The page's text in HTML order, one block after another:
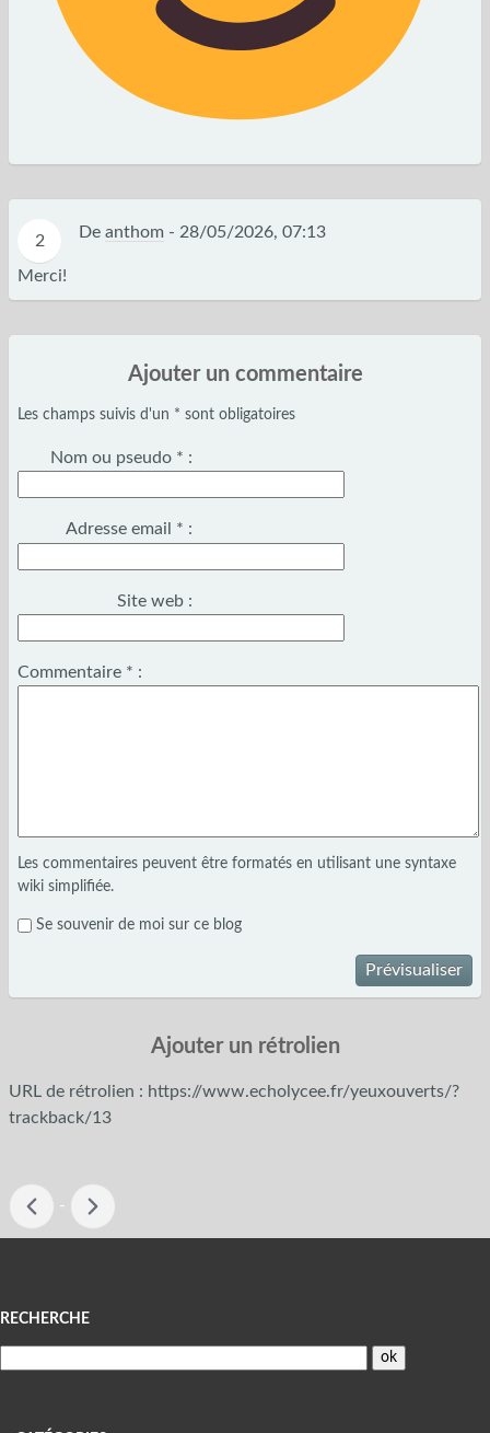
2 De anthom - 28/05/2026, 07:13
Merci!
Ajouter un commentaire
Les champs suivis d'un * sont obligatoires
Nom ou pseudo * :
Adresse email * :
Site web :
Commentaire * :
Les commentaires peuvent être formatés en utilisant une syntaxe
wiki simplifiée.
Se souvenir de moi sur ce blog
Prévisualiser
Ajouter un rétrolien
URL de rétrolien : https://www.echolycee.fr/yeuxouverts/?
trackback/13
-
Menu
RECHERCHE